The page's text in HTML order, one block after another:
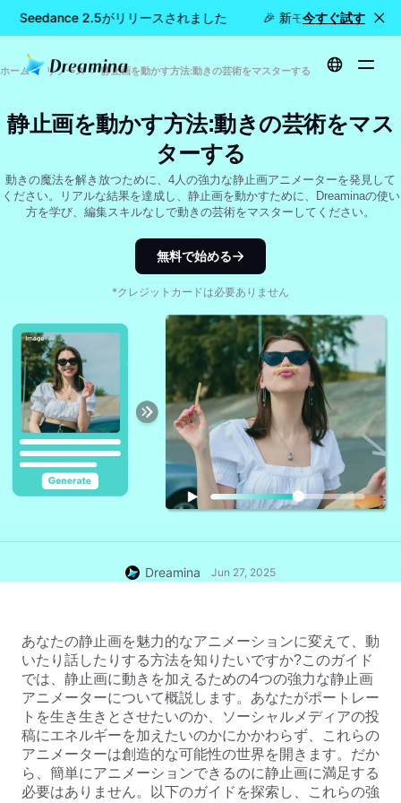
Seedance 2.5がリリースされました 🎉 新モデル公開：
今すぐ試す
ホーム リソース 静止画を動かす方法:動きの芸術をマスターする
静止画を動かす方法:動きの芸術をマス
ターする
動きの魔法を解き放つために、4人の強力な静止画アニメーターを発見して
ください。リアルな結果を達成し、静止画を動かすために、Dreaminaの使い
方を学び、編集スキルなしで動きの芸術をマスターしてください。
無料で始める
*クレジットカードは必要ありません
Dreamina Jun 27, 2025
あなたの静止画を魅力的なアニメーションに変えて、動
いたり話したりする方法を知りたいですか?このガイド
では、静止画に動きを加えるための4つの強力な静止画
アニメーターについて概説します。あなたがポートレー
トを生き生きとさせたいのか、ソーシャルメディアの投
稿にエネルギーを加えたいのかにかかわらず、これらの
アニメーターは創造的な可能性の世界を開きます。だか
ら、簡単にアニメーションできるのに静止画に満足する
必要はありません。以下のガイドを探索し、これらの強